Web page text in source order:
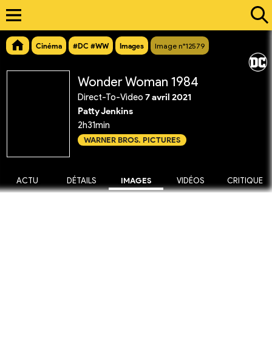
Cinéma #DC #WW Images Image n°12579
Wonder Woman 1984
Direct-To-Video 7 avril 2021
Patty Jenkins
2h31min
WARNER BROS. PICTURES
ACTU DÉTAILS IMAGES VIDÉOS CRITIQUE